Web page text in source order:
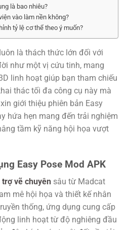
là bao nhiêu?
vào làm nền không?
tỷ lệ cơ thể theo ý muốn?
là thách thức lớn đối với
như một vị cứu tinh, mang
linh hoạt giúp bạn tham chiếu
thác tối đa công cụ này mà
xin giới thiệu phiên bản Easy
hứa hẹn mang đến trải nghiệm
tầm kỹ năng hội họa vượt
Easy Pose Mod APK
vẽ chuyên sâu từ Madcat
mê hội họa và thiết kế nhân
thống, ứng dụng cung cấp
linh hoạt từ độ nghiêng đầu